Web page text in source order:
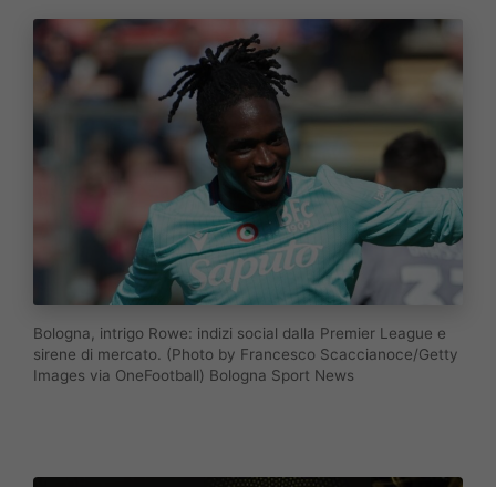
Bologna, intrigo Rowe: indizi social dalla Premier League e
sirene di mercato. (Photo by Francesco Scaccianoce/Getty
Images via OneFootball) Bologna Sport News